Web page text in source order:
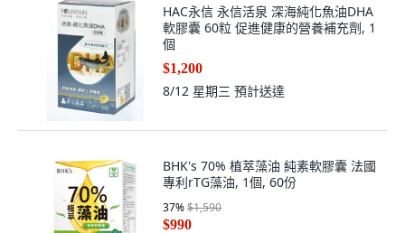
HAC永信 永信活泉 深海純化魚油DHA
軟膠囊 60粒 促進健康的營養補充劑, 1
個
$1,200
8/12 星期三 預計送達
BHK's 70% 植萃藻油 純素軟膠囊 法國
專利rTG藻油, 1個, 60份
37%$1,590
$990